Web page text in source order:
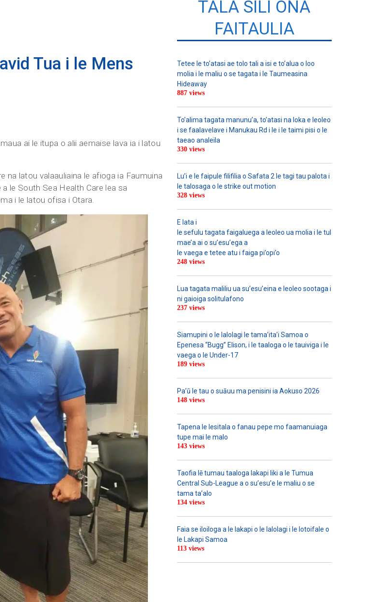
Tua i le Mens
ai le itupa o alii aemaise lava ia i latou
na latou valaauliaina le afioga ia Faumuina
le South Sea Health Care lea sa
i le latou ofisa i Otara.
TALA SILI ONA
FAITAULIA
Tetee le to’atasi ae tolo tali a isi e to’alua o loo
molia i le maliu o se tagata i le Taumeasina
Hideaway
887 views
To’alima tagata manunu’a, to’atasi na loka e leoleo
i se faalavelave i Manukau Rd i le i le taimi pisi o le
taeao analeila
330 views
Lu’i e le faipule filifilia o Safata 2 le tagi tau palota i
le talosaga o le strike out motion
328 views
E lata i
le sefulu tagata faigaluega a leoleo ua molia i le tulafono i le
mae’a ai o su’esu’ega a
le vaega e tetee atu i faiga pi’opi’o
248 views
Lua tagata maliliu ua su’esu’eina e leoleo sootaga i
ni gaioiga solitulafono
237 views
Siamupini o le lalolagi le tama’ita’i Samoa o
Epenesa “Bugg” Elison, i le taaloga o le tauiviga i le
vaega o le Under-17
189 views
Pa’ū le tau o suāuu ma penisini ia Aokuso 2026
148 views
Tapena le lesitala o fanau pepe mo faamanuiaga
tupe mai le malo
143 views
Taofia lē tumau taaloga lakapi liki a le Tumua
Central Sub-League a o su’esu’e le maliu o se
tama ta’alo
134 views
Faia se iloiloga a le lakapi o le lalolagi i le lotoifale o
le Lakapi Samoa
113 views